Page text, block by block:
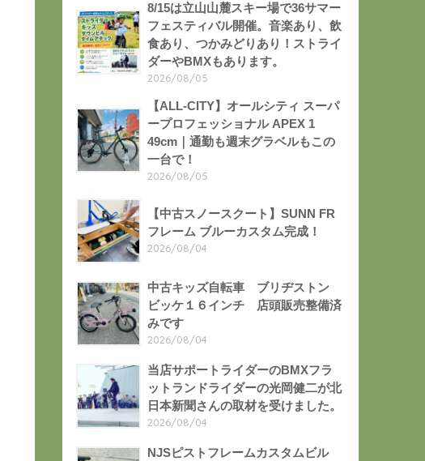
8/15は立山山麓スキー場で36サマー
フェスティバル開催。音楽あり、飲
食あり、つかみどりあり！ストライ
ダーやBMXもあります。
2026/08/05
【ALL-CITY】オールシティ スーパ
ープロフェッショナル APEX 1
49cm｜通勤も週末グラベルもこの
一台で！
2026/08/05
【中古スノースクート】SUNN FR
フレーム ブルーカスタム完成！
2026/08/04
中古キッズ自転車 ブリヂストン
ビッケ１６インチ 店頭販売整備済
みです
2026/08/04
当店サポートライダーのBMXフラ
ットランドライダーの光岡健二が北
日本新聞さんの取材を受けました。
2026/08/04
NJSピストフレームカスタムビル